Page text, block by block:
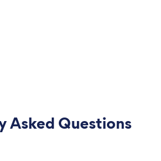
Asked Questions